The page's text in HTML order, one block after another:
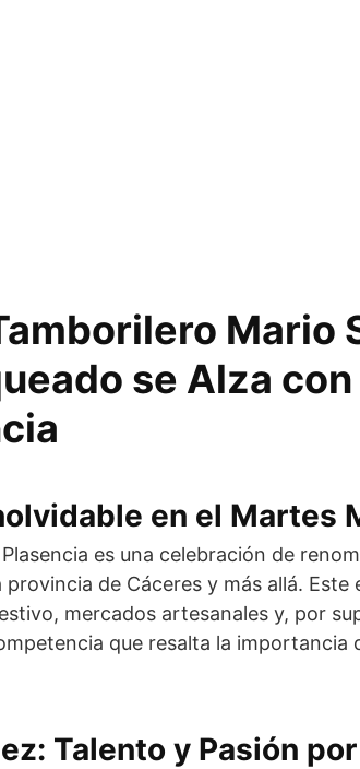
Mario
se Alza
en el Martes
es una celebración de
de Cáceres y más allá.
mercados artesanales y, por
que resalta la importancia
Talento y Pasión